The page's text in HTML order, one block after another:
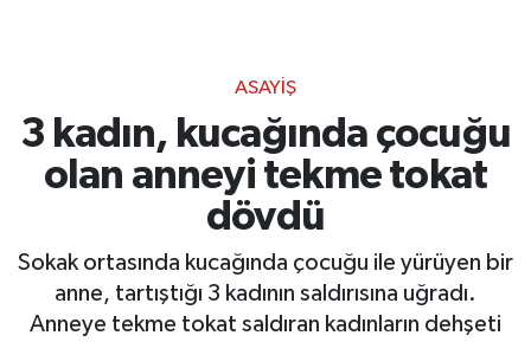
ASAYIŞ
3 kadın, kucağında çocuğu
olan anneyi tekme tokat
dövdü
Sokak ortasında kucağında çocuğu ile yürüyen bir
anne, tartıştığı 3 kadının saldırısına uğradı.
Anneye tekme tokat saldıran kadınların dehşeti